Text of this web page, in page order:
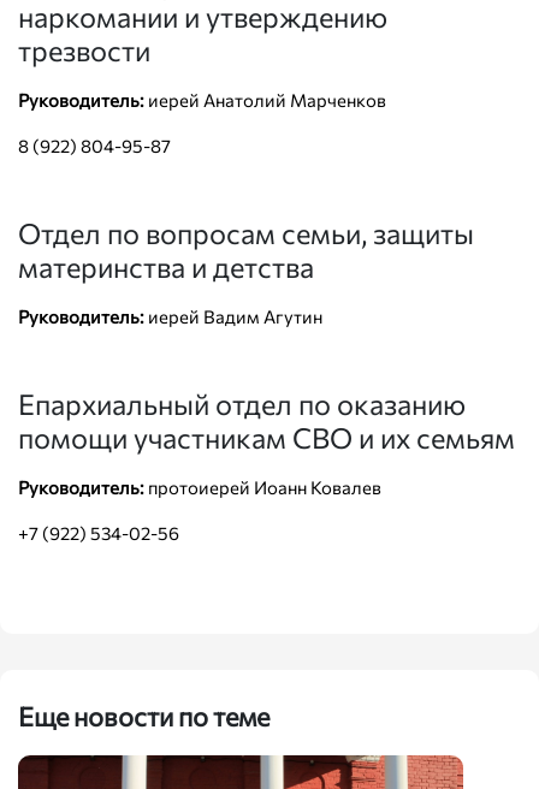
наркомании и утверждению
трезвости
Руководитель: иерей Анатолий Марченков
8 (922) 804-95-87
Отдел по вопросам семьи, защиты
материнства и детства
Руководитель: иерей Вадим Агутин
Епархиальный отдел по оказанию
помощи участникам СВО и их семьям
Руководитель: протоиерей Иоанн Ковалев
+7 (922) 534-02-56
Еще новости по теме